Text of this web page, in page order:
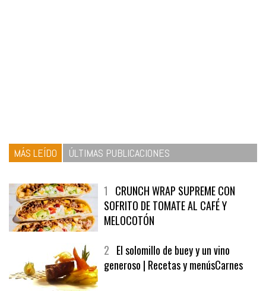
1CRUNCH WRAP SUPREME CON
SOFRITO DE TOMATE AL CAFÉ Y
MELOCOTÓN
2El solomillo de buey y un vino